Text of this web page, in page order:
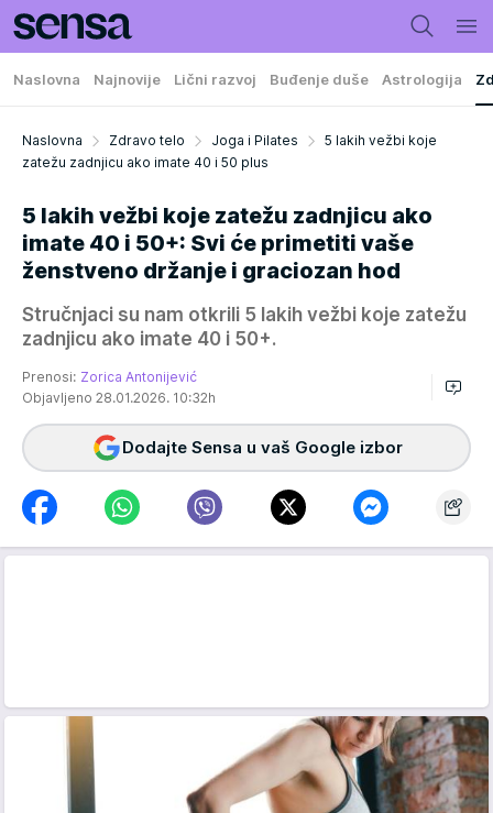
Naslovna Najnovije Lični razvoj Buđenje duše Astrologija
Naslovna Zdravo telo Joga i Pilates
5 lakih vežbi koje
zatežu zadnjicu ako imate 40 i 50 plus
5 lakih vežbi koje zatežu zadnjicu ako
imate 40 i 50+: Svi će primetiti vaše
ženstveno držanje i graciozan hod
Stručnjaci su nam otkrili 5 lakih vežbi koje zatežu
zadnjicu ako imate 40 i 50+.
Prenosi: Zorica Antonijević
Objavljeno 28.01.2026. 10:32h
Dodajte Sensa u vaš Google izbor